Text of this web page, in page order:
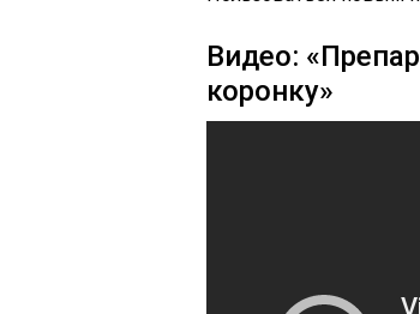
Видео:
коронку»